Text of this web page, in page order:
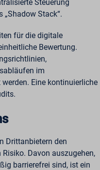
Steuerung
„Shadow Stack“.
für die digitale
Bewertung.
im
Eine kontinuierliche
Drittanbietern den
Davon auszugehen,
barrierefrei sind, ist ein
Domains und Dienste, die
fallen oder nicht